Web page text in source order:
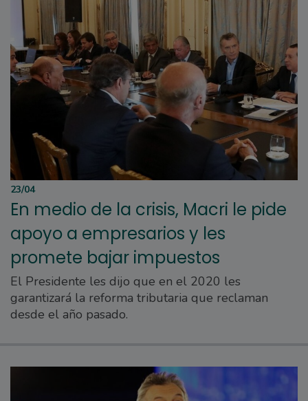
23/04
En medio de la crisis, Macri le pide
apoyo a empresarios y les
promete bajar impuestos
El Presidente les dijo que en el 2020 les
garantizará la reforma tributaria que reclaman
desde el año pasado.